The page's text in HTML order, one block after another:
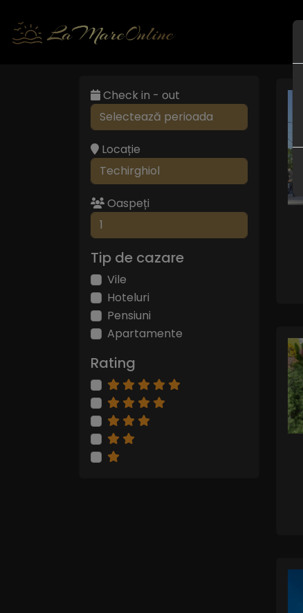
Check in - out
Locație
Oaspeți
Tip de cazare
Vile
Hoteluri
Pensiuni
Apartamente
Rating